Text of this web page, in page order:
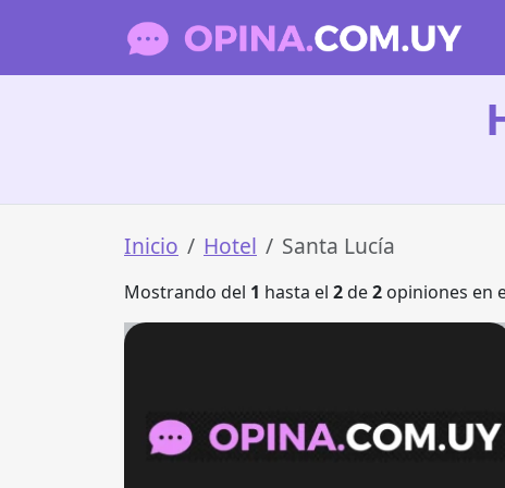
Inicio Hotel Santa Lucía
Mostrando del 1 hasta el 2de2 opiniones en